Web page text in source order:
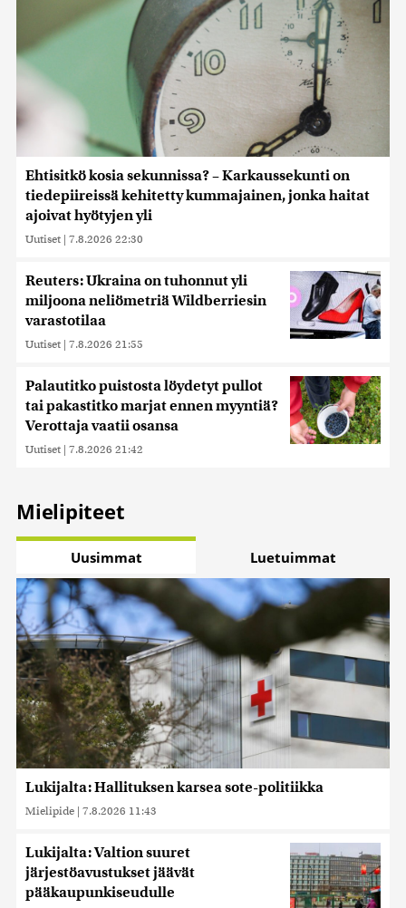
Ehtisitkö kosia sekunnissa? – Karkaussekunti on
tiedepiireissä kehitetty kummajainen, jonka haitat
ajoivat hyötyjen yli
Uutiset | 7.8.2026 22:30
Reuters: Ukraina on tuhonnut yli
miljoona neliömetriä Wildberriesin
varastotilaa
Uutiset | 7.8.2026 21:55
Palautitko puistosta löydetyt pullot
tai pakastitko marjat ennen myyntiä?
Verottaja vaatii osansa
Uutiset | 7.8.2026 21:42
Mielipiteet
Uusimmat Luetuimmat
Lukijalta: Hallituksen karsea sote-politiikka
Mielipide | 7.8.2026 11:43
Lukijalta: Valtion suuret
järjestöavustukset jäävät
pääkaupunkiseudulle